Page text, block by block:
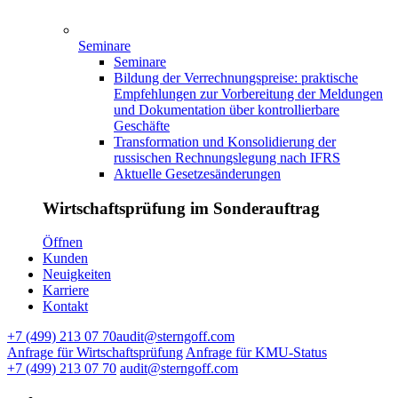
Seminare
Seminare
Bildung der Verrechnungspreise: praktische
Empfehlungen zur Vorbereitung der Meldungen
und Dokumentation über kontrollierbare
Geschäfte
Transformation und Konsolidierung der
russischen Rechnungslegung nach IFRS
Aktuelle Gesetzesänderungen
Wirtschaftsprüfung im Sonderauftrag
Ӧffnen
Kunden
Neuigkeiten
Karriere
Kontakt
+7 (499) 213 07 70audit@sterngoff.com
Anfrage für Wirtschaftsprüfung Anfrage für KMU-Status
+7 (499) 213 07 70 audit@sterngoff.com